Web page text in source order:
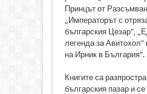
Принцът от
„Императорът с
българския Цезар",
легенда за
на Ирник в България".
Книгите са
българския пазар и